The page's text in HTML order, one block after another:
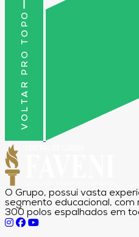
VOLTAR PRO TOPO
O Grupo, possui vasta
segmento educacional, com
300 polos espalhados em